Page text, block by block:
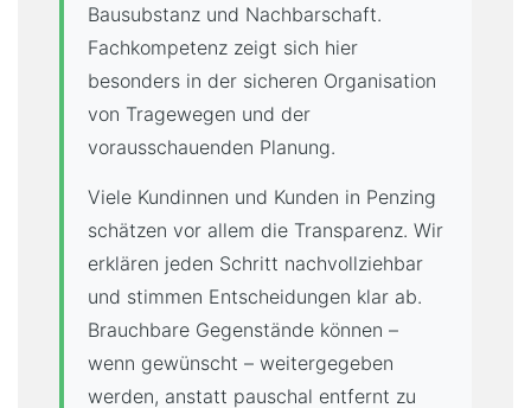
Bausubstanz und Nachbarschaft.
Fachkompetenz zeigt sich hier
besonders in der sicheren Organisation
von Tragewegen und der
vorausschauenden Planung.
Viele Kundinnen und Kunden in Penzing
schätzen vor allem die Transparenz. Wir
erklären jeden Schritt nachvollziehbar
und stimmen Entscheidungen klar ab.
Brauchbare Gegenstände können –
wenn gewünscht – weitergegeben
werden, anstatt pauschal entfernt zu